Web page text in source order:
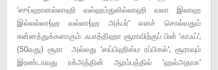
'ஸுப்ஹானல்லாஹி வல்ஹம்துலில்லாஹி வலா இலாஹ
இல்லல்லா{ஹ வல்லா{ஹ அக்பர்' எனச் சொல்வதும்
சுன்னத்துக்களாகும். ஃபாத்திஹா சூராவிற்குப் பின் 'காஃப்';
(50வது) சூரா அல்லது 'ஸப்பிஹிஸ்ம ரப்பிகல்'; சூராவும்
இரண்டாவது ரக்அத்தின் ஆரம்பத்தில் 'ஹல்அதாக'